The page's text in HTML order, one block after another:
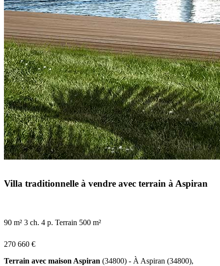
Villa traditionnelle à vendre avec terrain à Aspiran
90 m² 3 ch. 4 p. Terrain 500 m²
270 660 €
Terrain avec maison Aspiran (34800) - À Aspiran (34800),